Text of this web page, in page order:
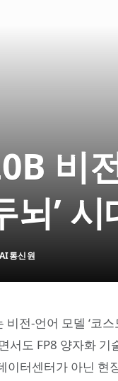
비
’
AI통신원
전-언어 모델 ‘코
서도 FP8 양자화
이터센터가 아닌